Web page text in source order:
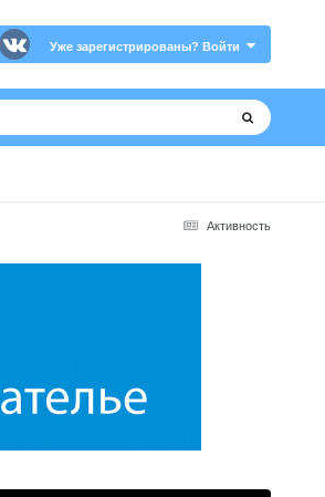
Уже зарегистрированы? Войти
Активность